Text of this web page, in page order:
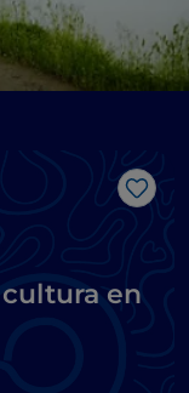
Me
en